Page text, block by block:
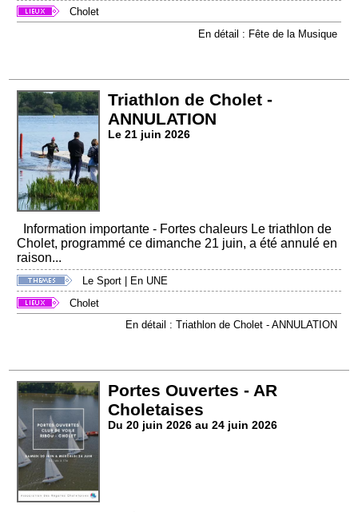
Cholet
En détail : Fête de la Musique
Triathlon de Cholet -
ANNULATION
Le 21 juin 2026
Information importante - Fortes chaleurs Le triathlon de
Cholet, programmé ce dimanche 21 juin, a été annulé en
raison...
Le Sport
En UNE
Cholet
En détail : Triathlon de Cholet - ANNULATION
Portes Ouvertes - AR
Choletaises
Du 20 juin 2026 au 24 juin 2026